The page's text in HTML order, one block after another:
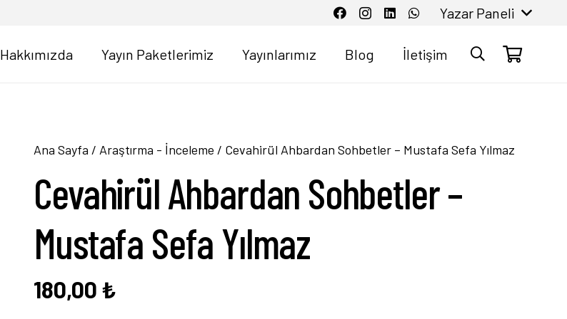
Yazar Paneli
Hakkımızda Yayın Paketlerimiz Yayınlarımız Blog İletişim
Ana Sayfa / Araştırma - İnceleme / Cevahirül Ahbardan Sohbetler – Mustafa Sefa Yılmaz
Cevahirül Ahbardan Sohbetler –
Mustafa Sefa Yılmaz
180,00 ₺